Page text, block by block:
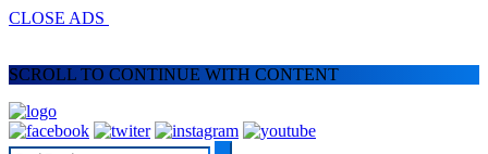
CLOSE ADS
SCROLL TO CONTINUE WITH CONTENT